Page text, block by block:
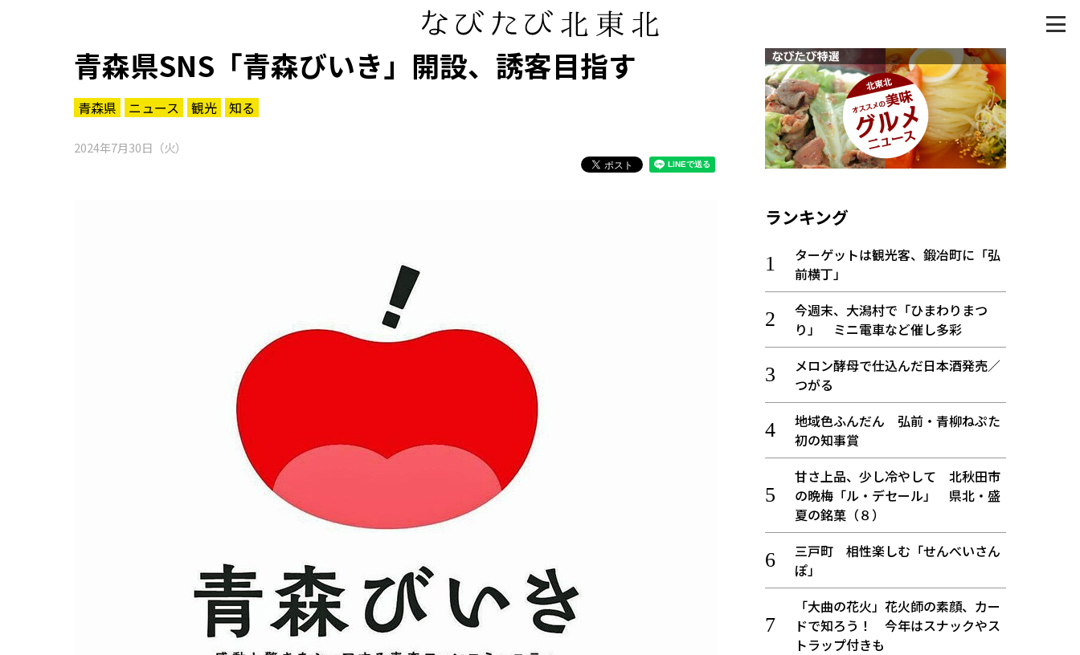
青森県SNS「青森びいき」開設、誘客目指す
青森県 ニュース 観光 知る
2024年7月30日（火）
ランキング
ターゲットは観光客、鍛冶町に「弘
前横丁」
今週末、大潟村で「ひまわりまつ
り」 ミニ電車など催し多彩
メロン酵母で仕込んだ日本酒発売／
つがる
地域色ふんだん 弘前・青柳ねぷた
初の知事賞
甘さ上品、少し冷やして 北秋田市
の晩梅「ル・デセール」 県北・盛
夏の銘菓（８）
三戸町 相性楽しむ「せんべいさん
ぽ」
「大曲の花火」花火師の素顔、カー
ドで知ろう！ 今年はスナックやス
トラップ付きも